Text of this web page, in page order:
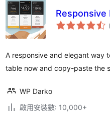
Responsive
A responsive and elegant way
table now and copy-paste the
WP Darko
啟用安裝數: 10,000+